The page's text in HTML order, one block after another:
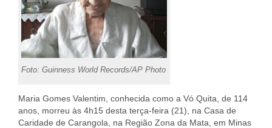
Foto: Guinness World Records/AP Photo
Maria Gomes Valentim, conhecida como a Vó Quita, de 114
anos, morreu às 4h15 desta terça-feira (21), na Casa de
Caridade de Carangola, na Região Zona da Mata, em Minas